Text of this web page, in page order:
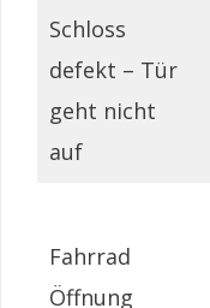
Schloss
defekt – Tür
geht nicht
auf
Fahrrad
Öffnung